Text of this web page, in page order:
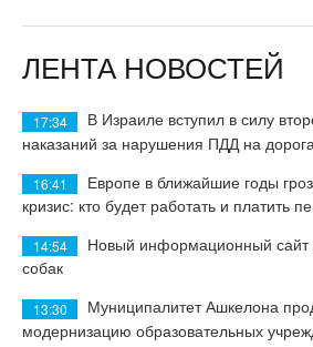
ЛЕНТА НОВОСТЕЙ
17:34
В Израиле вступил в силу
наказаний за нарушения ПДД на
16:41
Европе в ближайшие годы
кризис: кто будет работать и платить
14:54
Новый информационный сайт
собак
13:30
Муниципалитет Ашкелона
модернизацию образовательных